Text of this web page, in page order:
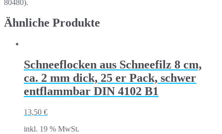
80480).
Ähnliche Produkte
Schneeflocken aus Schneefilz 8 cm,
ca. 2 mm dick, 25 er Pack, schwer
entflammbar DIN 4102 B1
13,50 €
inkl. 19 % MwSt.